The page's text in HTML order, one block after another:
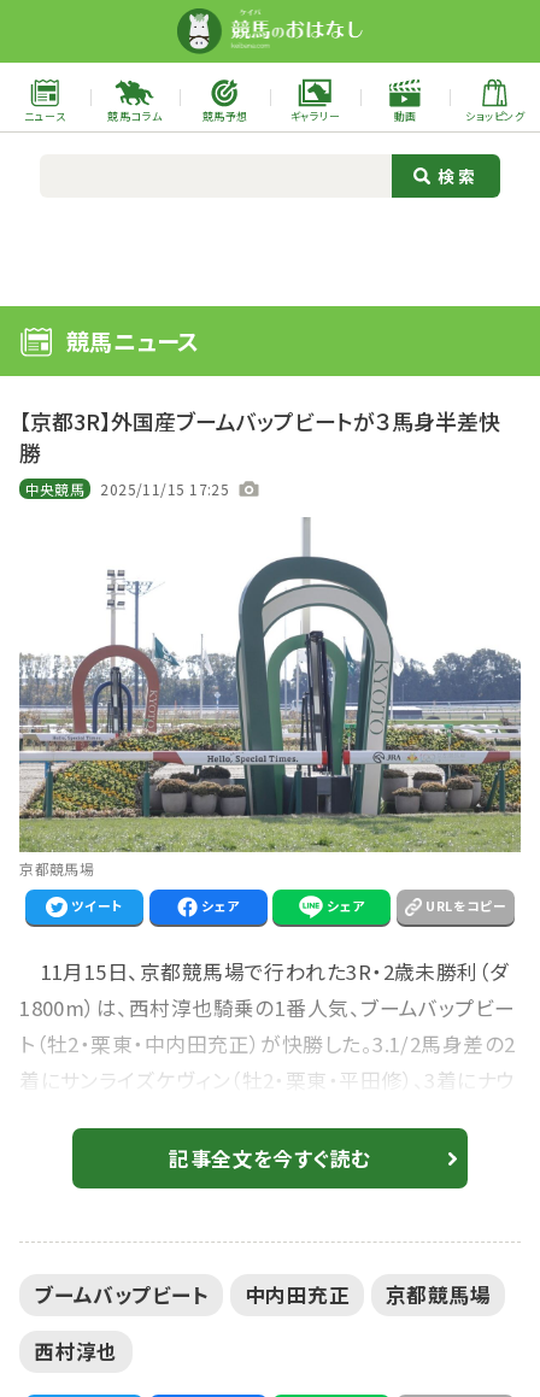
ニュース 競馬コラム 競馬予想 ギャラリー 動画 ショッピング
競馬ニュース
【京都3R】外国産ブームバップビートが３馬身半差快
勝
中央競馬 2025/11/15 17:25
京都競馬場
ツイート シェア シェア URLをコピー
11月15日、京都競馬場で行われた3R・2歳未勝利（ダ
1800m）は、西村淳也騎乗の1番人気、ブームバップビー
ト（牡2・栗東・中内田充正）が快勝した。3.1/2馬身差の2
着にサンライズケヴィン（牡2・栗東・平田修）、3着にナウ
は1:53.6（良）。 2番人気でC.デムーロ騎乗、ジーティ
ースティア（牡2・栗東・藤野健太）は、6着敗退。 【新馬/
番...
記事全文を今すぐ読む
ブームバップビート 中内田充正
京都競馬場
西村淳也